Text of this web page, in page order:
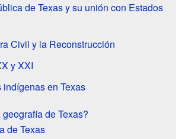
de Texas y su unión con Estados
Civil y la Reconstrucción
y XXI
indígenas en Texas
de Texas?
de Texas